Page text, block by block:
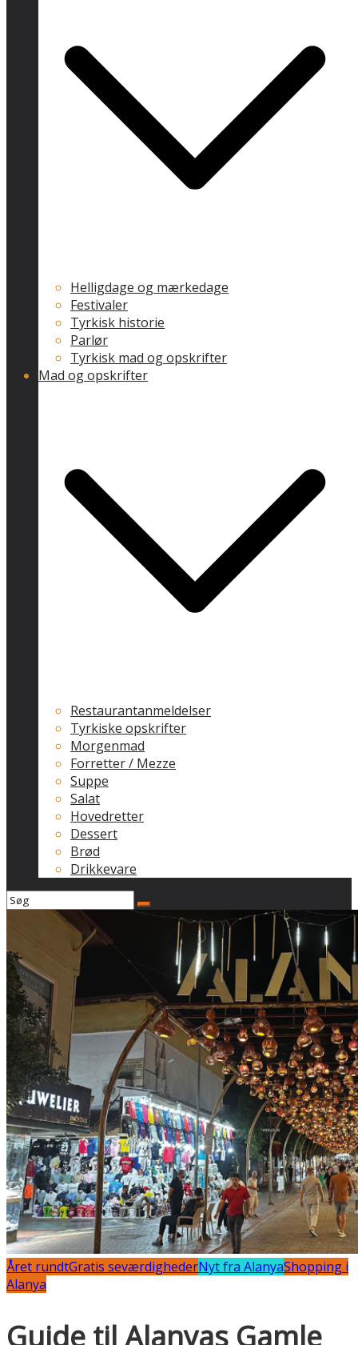
Helligdage og mærkedage
Festivaler
Tyrkisk historie
Parlør
Tyrkisk mad og opskrifter
Mad og opskrifter
Restaurantanmeldelser
Tyrkiske opskrifter
Morgenmad
Forretter / Mezze
Suppe
Salat
Hovedretter
Dessert
Brød
Drikkevare
Året rundtGratis seværdighederNyt fra AlanyaShopping i
Alanya
Guide til Alanyas Gamle